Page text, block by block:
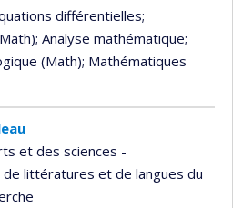
différentielles;
; Analyse mathématique;
(Math); Mathématiques
et des sciences -
littératures et de langues du